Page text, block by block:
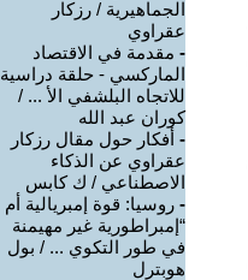
الجماهيرية / رزكار
عقراوي
- مقدمة في الاقتصاد
الماركسي - حلقة دراسية
للاتجاه البلشفي الأ ... /
كوران عبد الله
- أفكار حول مقال رزكار
عقراوي عن الذكاء
الاصطناعي / ك كابس
- روسيا: قوة إمبريالية أم
“إمبراطورية غير مهيمنة
في طور التكوي ... / بول
هوبترل